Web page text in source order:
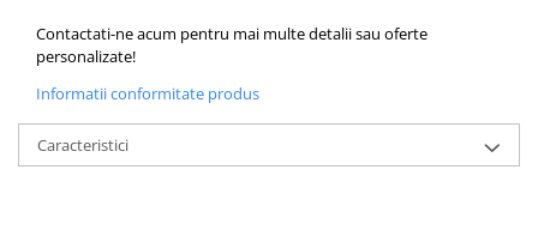
Contactati-ne acum pentru mai multe detalii sau oferte
personalizate!
Informatii conformitate produs
Caracteristici